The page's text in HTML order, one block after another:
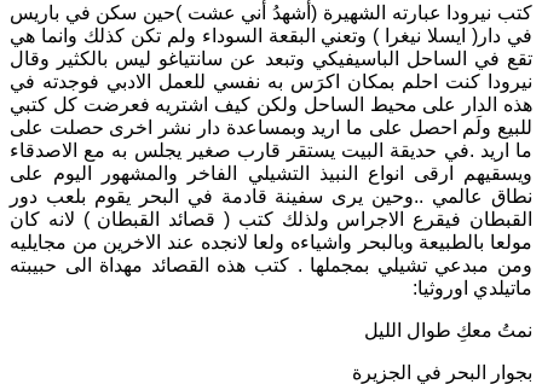
كتب نيرودا عبارته الشهيرة (أشهدُ أني عشت )حين سكن في باريس
في دار( ايسلا نيغرا ) وتعني البقعة السوداء ولم تكن كذلك وانما هي
تقع في الساحل الباسيفيكي وتبعد عن سانتياغو ليس بالكثير وقال
نيرودا كنت احلم بمكان اكرَس به نفسي للعمل الادبي فوجدته في
هذه الدار على محيط الساحل ولكن كيف اشتريه فعرضت كل كتبي
للبيع ولَم احصل على ما اريد وبمساعدة دار نشر اخرى حصلت على
ما اريد .في حديقة البيت يستقر قارب صغير يجلس به مع الاصدقاء
ويسقيهم ارقى انواع النبيذ التشيلي الفاخر والمشهور اليوم على
نطاق عالمي ..وحين يرى سفينة قادمة في البحر يقوم بلعب دور
القبطان فيقرع الاجراس ولذلك كتب ( قصائد القبطان ) لانه كان
مولعا بالطبيعة وبالبحر واشياءه ولعا لانجده عند الاخرين من مجايليه
ومن مبدعي تشيلي بمجملها . كتب هذه القصائد مهداة الى حبيبته
ماتيلدي اوروثيا:
نمتُ معكِ طوال الليل
بجوار البحر في الجزيرة